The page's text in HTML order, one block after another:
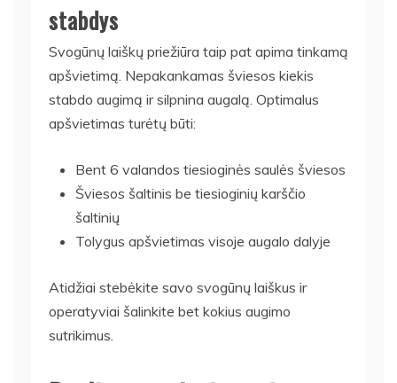
stabdys
Svogūnų laiškų priežiūra taip pat apima tinkamą
apšvietimą. Nepakankamas šviesos kiekis
stabdo augimą ir silpnina augalą. Optimalus
apšvietimas turėtų būti:
Bent 6 valandos tiesioginės saulės šviesos
Šviesos šaltinis be tiesioginių karščio
šaltinių
Tolygus apšvietimas visoje augalo dalyje
Atidžiai stebėkite savo svogūnų laiškus ir
operatyviai šalinkite bet kokius augimo
sutrikimus.